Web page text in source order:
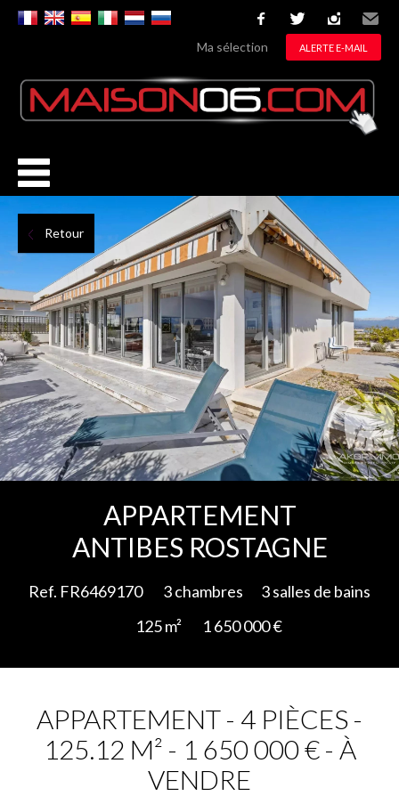
facebooktwitterinstagram
Email
Ma sélection ALERTE E-MAIL
Retour
APPARTEMENT
ANTIBES ROSTAGNE
Ref. FR6469170 3 chambres
3 salles de bains
125 m²
1 650 000 €
APPARTEMENT - 4 PIÈCES -
125.12 M² - 1 650 000 € - À
VENDRE